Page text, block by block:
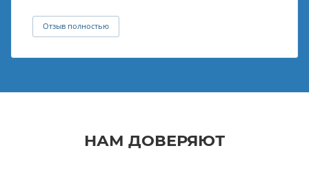
Отзыв полностью
НАМ ДОВЕРЯЮТ